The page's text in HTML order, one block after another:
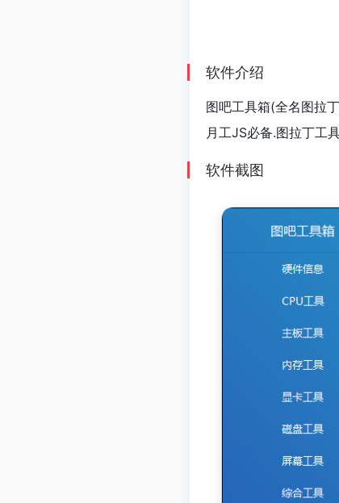
软件介绍
图吧工具箱(全名图拉
月工JS必备.图拉丁工
软件截图